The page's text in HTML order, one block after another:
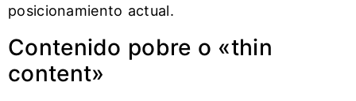
posicionamiento actual.
Contenido pobre o «thin
content»